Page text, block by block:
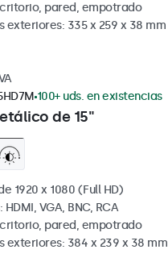
pared, empotrado
exteriores: 335 x 259 x 38 mm
de 15"
100+ uds. en existencias
1920 x 1080 (Full HD)
VGA, BNC, RCA
pared, empotrado
exteriores: 384 x 239 x 38 mm